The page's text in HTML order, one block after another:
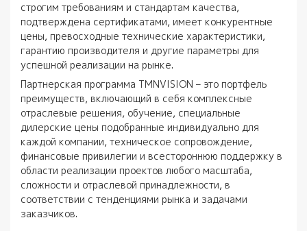
строгим требованиям и стандартам качества,
подтверждена сертификатами, имеет конкурентные
цены, превосходные технические характеристики,
гарантию производителя и другие параметры для
успешной реализации на рынке.
Партнерская программа TMNVISION – это портфель
преимуществ, включающий в себя комплексные
отраслевые решения, обучение, специальные
дилерские цены подобранные индивидуально для
каждой компании, техническое сопровождение,
финансовые привилегии и всестороннюю поддержку в
области реализации проектов любого масштаба,
сложности и отраслевой принадлежности, в
соответствии с тенденциями рынка и задачами
заказчиков.